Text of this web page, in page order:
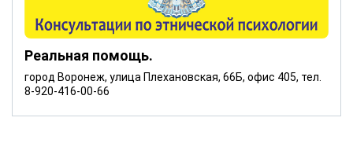
Реальная помощь.
город Воронеж, улица Плехановская, 66Б, офис 405, тел.
8-920-416-00-66